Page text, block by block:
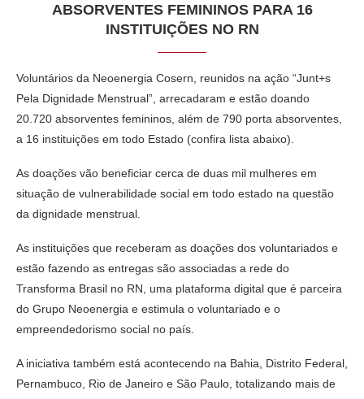
ABSORVENTES FEMININOS PARA 16
INSTITUIÇÕES NO RN
Voluntários da Neoenergia Cosern, reunidos na ação “Junt+s
Pela Dignidade Menstrual”, arrecadaram e estão doando
20.720 absorventes femininos, além de 790 porta absorventes,
a 16 instituições em todo Estado (confira lista abaixo).
As doações vão beneficiar cerca de duas mil mulheres em
situação de vulnerabilidade social em todo estado na questão
da dignidade menstrual.
As instituições que receberam as doações dos voluntariados e
estão fazendo as entregas são associadas a rede do
Transforma Brasil no RN, uma plataforma digital que é parceira
do Grupo Neoenergia e estimula o voluntariado e o
empreendedorismo social no país.
A iniciativa também está acontecendo na Bahia, Distrito Federal,
Pernambuco, Rio de Janeiro e São Paulo, totalizando mais de